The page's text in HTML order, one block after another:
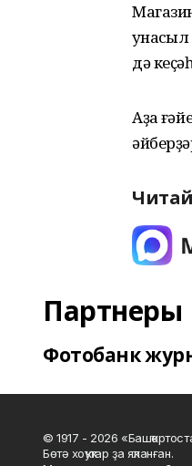
дә
Аҙаҡ
Партнеры
Фотобанк
© 1917 - 2026
Бөтә хоҡуҡтар ҙа яҡланған.